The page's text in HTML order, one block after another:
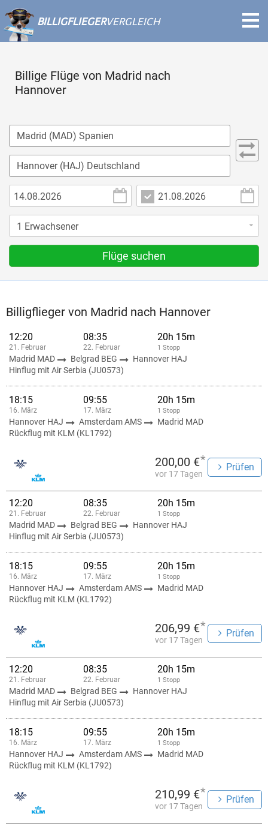
BILLIGFLIEGERVERGLEICH
Billige Flüge von Madrid nach
Hannover
Flüge suchen
Billigflieger von Madrid nach Hannover
12:20
21. Februar
08:35
22. Februar
20h 15m
1 Stopp
Madrid MAD Belgrad BEG
Hannover HAJ
Hinflug mit Air Serbia (JU0573)
18:15
16. März
09:55
17. März
20h 15m
1 Stopp
Hannover HAJ Amsterdam AMS
Madrid MAD
Rückflug mit KLM (KL1792)
200,00 €*
vor 17 Tagen
Prüfen
12:20
21. Februar
08:35
22. Februar
20h 15m
1 Stopp
Madrid MAD Belgrad BEG
Hannover HAJ
Hinflug mit Air Serbia (JU0573)
18:15
16. März
09:55
17. März
20h 15m
1 Stopp
Hannover HAJ Amsterdam AMS
Madrid MAD
Rückflug mit KLM (KL1792)
206,99 €*
vor 17 Tagen
Prüfen
12:20
21. Februar
08:35
22. Februar
20h 15m
1 Stopp
Madrid MAD Belgrad BEG
Hannover HAJ
Hinflug mit Air Serbia (JU0573)
18:15
16. März
09:55
17. März
20h 15m
1 Stopp
Hannover HAJ Amsterdam AMS
Madrid MAD
Rückflug mit KLM (KL1792)
210,99 €*
vor 17 Tagen
Prüfen